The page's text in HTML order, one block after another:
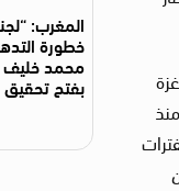
منذ
المغرب:
خطورة
محمد
بفتح